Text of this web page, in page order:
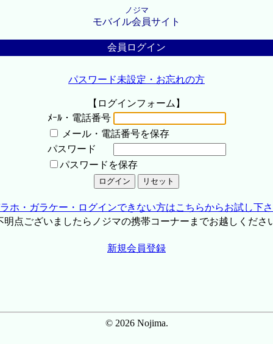
ノジマ
モバイル会員サイト
会員ログイン
パスワード未設定・お忘れの方
【ログインフォーム】
ﾒｰﾙ・電話番号
メール・電話番号を保存
パスワード
パスワードを保存
ホ・ガラケー・ログインできない方はこちらからお試し下
点ございましたらノジマの携帯コーナーまでお越しくださ
新規会員登録
© 2026 Nojima.